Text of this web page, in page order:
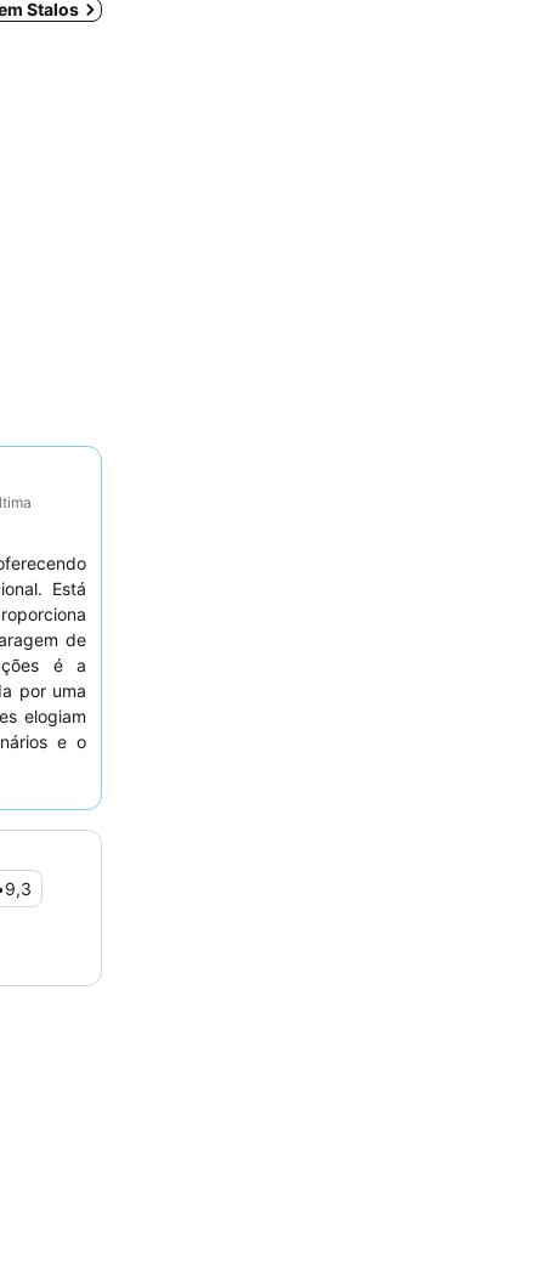
Stalos
Está
de
é a
por uma
elogiam
e o
uma
9,3